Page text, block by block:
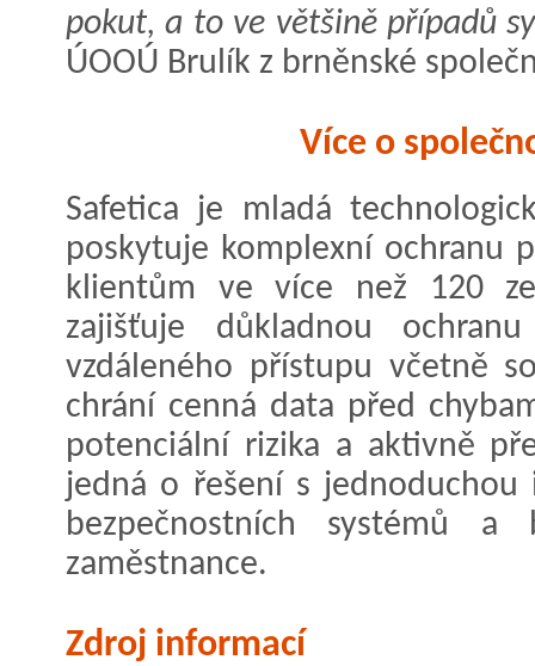
pokut, a to ve většině případů
ÚOOÚ Brulík z brněnské
Více o
Safetica je mladá
poskytuje komplexní ochranu
klientům ve více než 120
zajišťuje důkladnou
vzdáleného přístupu včetně
chrání cenná data před
potenciální rizika a aktivně
jedná o řešení s
bezpečnostních systémů
zaměstnance.
Zdroj informací